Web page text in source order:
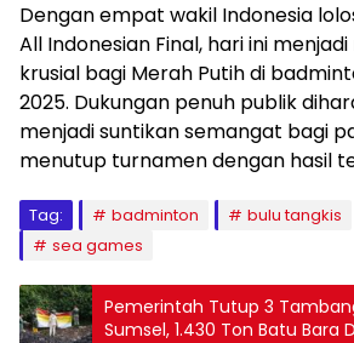
Dengan empat wakil Indonesia
All Indonesian Final, hari ini
krusial bagi Merah Putih di
2025. Dukungan penuh publik
menjadi suntikan semangat bagi
menutup turnamen dengan hasil
Tag: badminton bulu tangkis
sea games
Pemerintah Tutup 3
Sumsel, 1.430 Ton Batu Bara